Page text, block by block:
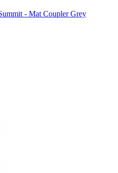
- Mat Coupler Grey